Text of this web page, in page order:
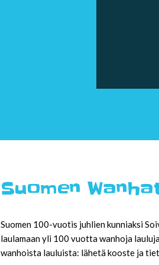
Suomen
Suomen 100-vuotis juhlien kunniaksi
laulamaan yli 100 vuotta wanhoja
wanhoista lauluista: lähetä kooste ja